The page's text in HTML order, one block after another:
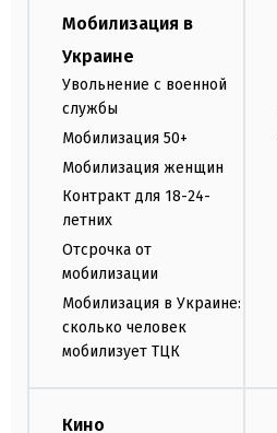
Мобилизация в
Украине
Увольнение с военной
службы
Мобилизация 50+
Мобилизация женщин
Контракт для 18-24-
летних
Отсрочка от
мобилизации
Мобилизация в Украине:
сколько человек
мобилизует ТЦК
Кино